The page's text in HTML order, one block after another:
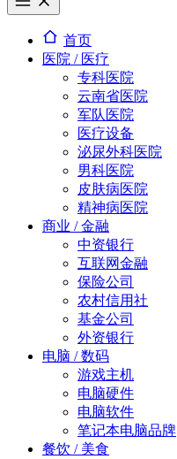
首页
医院 / 医疗
专科医院
云南省医院
军队医院
医疗设备
泌尿外科医院
男科医院
皮肤病医院
精神病医院
商业 / 金融
中资银行
互联网金融
保险公司
农村信用社
基金公司
外资银行
电脑 / 数码
游戏主机
电脑硬件
电脑软件
笔记本电脑品牌
餐饮 / 美食